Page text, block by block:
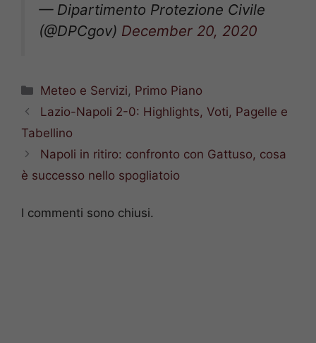
— Dipartimento Protezione Civile
(@DPCgov) December 20, 2020
Categorie
Meteo e Servizi, Primo Piano
Lazio-Napoli 2-0: Highlights, Voti, Pagelle e
Tabellino
Napoli in ritiro: confronto con Gattuso, cosa
è successo nello spogliatoio
I commenti sono chiusi.